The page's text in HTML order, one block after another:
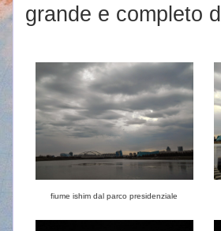
grande e completo
fiume ishim dal parco presidenziale